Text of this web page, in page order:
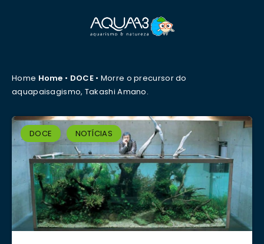
Home Home • DOCE• Morre o precursor do
aquapaisagismo, Takashi Amano.
DOCE NOTÍCIAS